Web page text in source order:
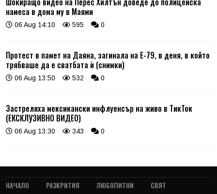
намеса в дома му в Маями
06 Aug 14:10 595 0
Протест в памет на Даяна, загинала на Е-79, в деня, в който
трябваше да е сватбата ѝ (снимки)
06 Aug 13:50 532 0
Застреляха мексикански инфлуенсър на живо в ТикТок
(ЕКСКЛУЗИВНО ВИДЕО)
06 Aug 13:30 343 0
НАЧАЛО РАЗКРИТИЯ ЛЮБОПИТНИ
СВЯТ